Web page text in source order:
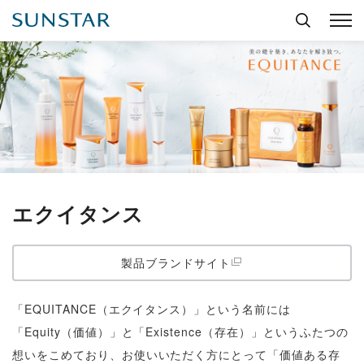
エクイタンス
製品ブランドサイト
「EQUITANCE（エクイタンス）」という名前には
「Equity（価値）」と「Existence（存在）」というふたつの
想いをこめており、お使いいただく方にとって「価値ある存